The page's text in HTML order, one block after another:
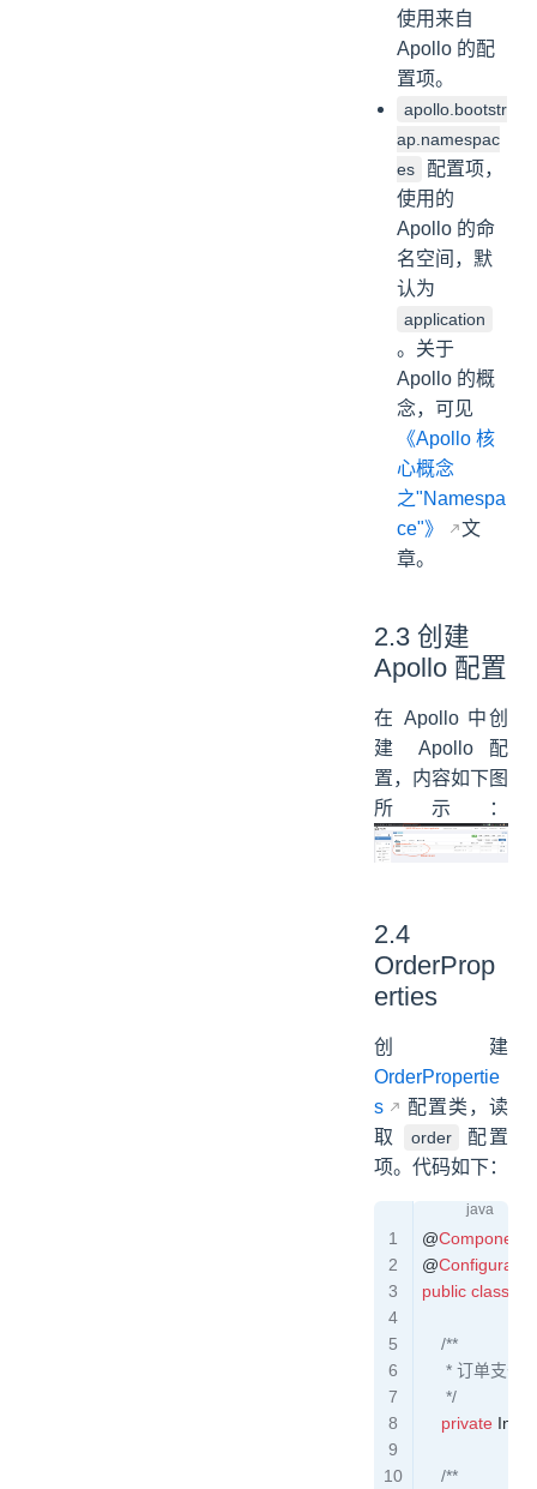
使用来自
Apollo 的配
置项。
apollo.bootstr
ap.namespac
es
配置项，
使用的
Apollo 的命
名空间，默
认为
application
。关于
Apollo 的概
念，可见
《Apollo 核
心概念
之"Namespa
ce"》
文
章。
2.3 创建
Apollo 配置
在 Apollo 中创
建 Apollo 配
置，内容如下图
所示：
2.4
OrderProp
erties
创建
OrderPropertie
s
配置类，读
取
order
配置
项。代码如下：
@Component
@
public class
    /**
* 订单支
     */
    private
    /**